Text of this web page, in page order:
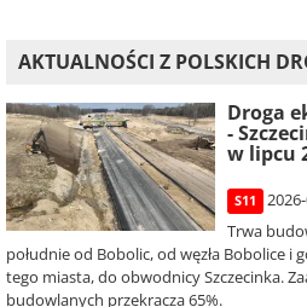
AKTUALNOŚCI Z POLSKICH
Droga
-
w lipcu
S11
Trwa
południe od Bobolic, od węzła Bobolice
tego miasta, do obwodnicy Szczecinka.
budowlanych przekracza 65%.